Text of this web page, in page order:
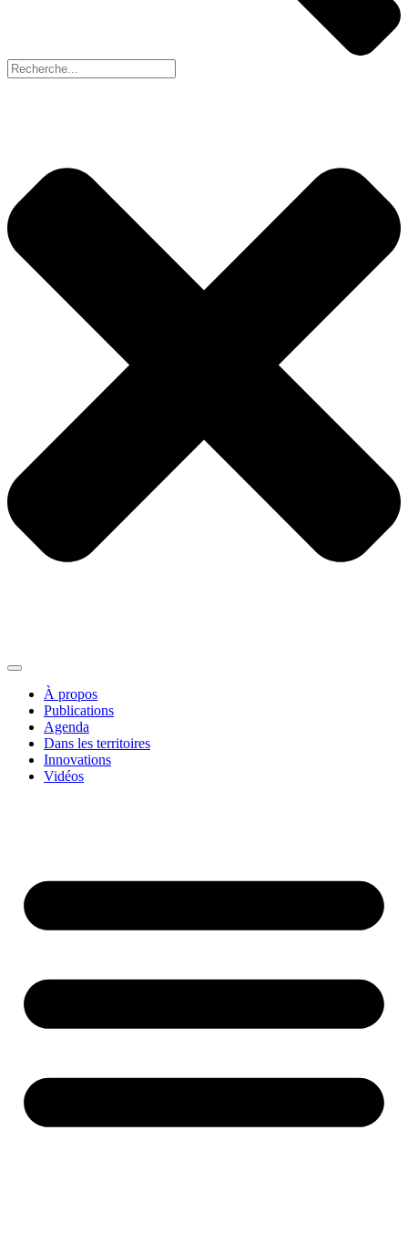
À propos
Publications
Agenda
Dans les territoires
Innovations
Vidéos